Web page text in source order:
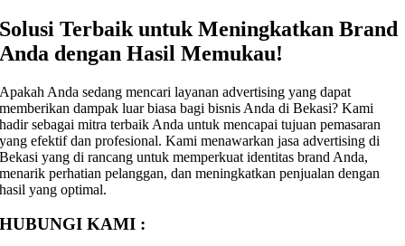
Solusi Terbaik untuk Meningkatkan Brand
Anda dengan Hasil Memukau!
Apakah Anda sedang mencari layanan advertising yang dapat
memberikan dampak luar biasa bagi bisnis Anda di Bekasi? Kami
hadir sebagai mitra terbaik Anda untuk mencapai tujuan pemasaran
yang efektif dan profesional. Kami menawarkan jasa advertising di
Bekasi yang di rancang untuk memperkuat identitas brand Anda,
menarik perhatian pelanggan, dan meningkatkan penjualan dengan
hasil yang optimal.
HUBUNGI KAMI :